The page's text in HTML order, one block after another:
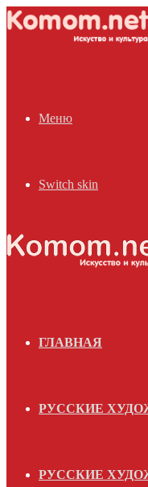
Меню
Switch skin
ГЛАВНАЯ
РУССКИЕ
РУССКИЕ